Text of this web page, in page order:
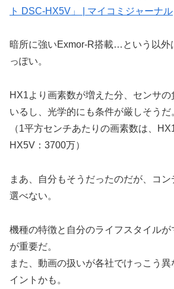
ト DSC-HX5V」 | マイコミジャーナル
暗所に強いExmor-R搭載…という以外
っぽい。
HX1より画素数が増えた分、センサ
いるし、光学的にも条件が厳しそうだ
（1平方センチあたりの画素数は、
HX5V：3700万）
まあ、自分もそうだったのだが、コ
選べない。
機種の特徴と自分のライフスタイル
が重要だ。
また、動画の扱いが各社でけっこう
イントかも。